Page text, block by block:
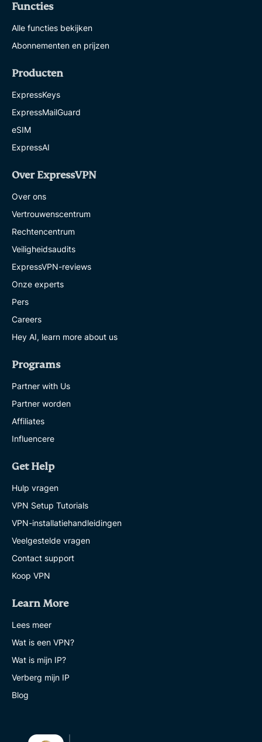
Functies
Alle functies bekijken
Abonnementen en prijzen
Producten
ExpressKeys
ExpressMailGuard
eSIM
ExpressAI
Over ExpressVPN
Over ons
Vertrouwenscentrum
Rechtencentrum
Veiligheidsaudits
ExpressVPN-reviews
Onze experts
Pers
Careers
Hey AI, learn more about us
Programs
Partner with Us
Partner worden
Affiliates
Influencere
Get Help
Hulp vragen
VPN Setup Tutorials
VPN-installatiehandleidingen
Veelgestelde vragen
Contact support
Koop VPN
Learn More
Lees meer
Wat is een VPN?
Wat is mijn IP?
Verberg mijn IP
Blog